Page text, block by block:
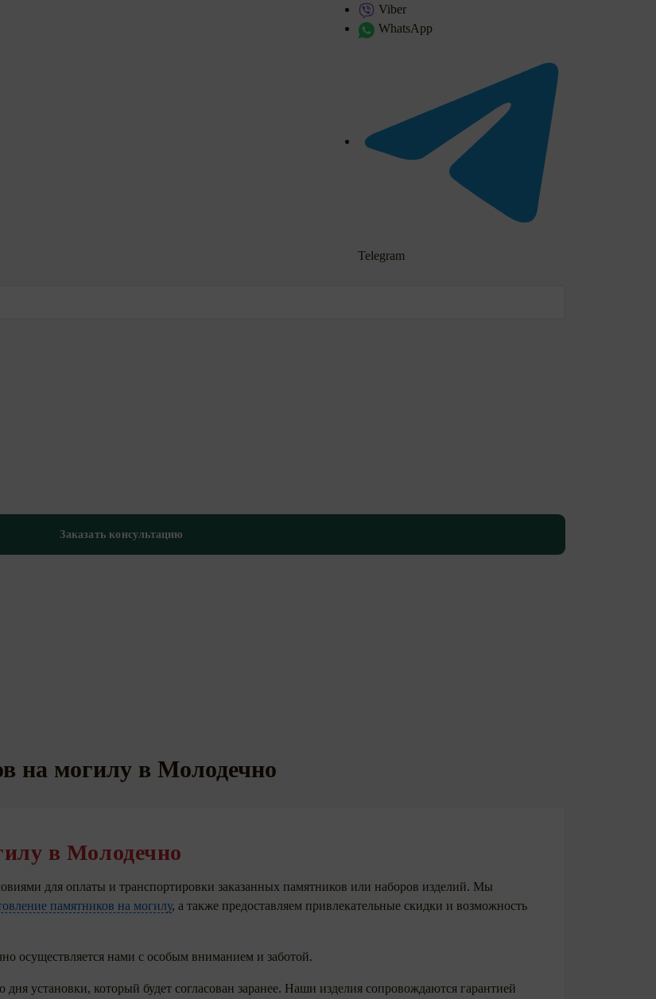
Viber
WhatsApp
Telegram
Заказать консультацию
на могилу в Молодечно
в Молодечно
для оплаты и транспортировки заказанных памятников или наборов изделий. Мы
памятников на могилу, а также предоставляем привлекательные скидки и возможность
осуществляется нами с особым вниманием и заботой.
установки, который будет согласован заранее. Наши изделия сопровождаются гарантией